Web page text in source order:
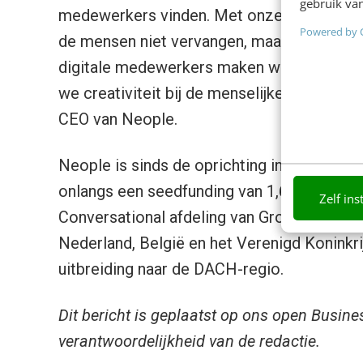
gebruik
Powered by
Zelf
medewerkers vinden. Met onze Neople
de mensen niet vervangen, maar juist
digitale medewerkers maken we het
we creativiteit bij de menselijke
CEO van Neople.
Neople is sinds de oprichting in januari
onlangs een seedfunding van 1,6 miljoen
Conversational afdeling van GroupM
Nederland, België en het Verenigd
uitbreiding naar de DACH-regio.
Dit bericht is geplaatst op ons open
verantwoordelijkheid van de redactie.